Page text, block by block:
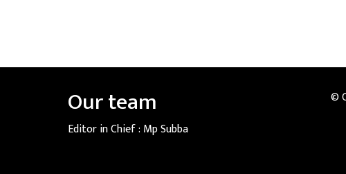
Our team
Editor in Chief : Mp Subba
©